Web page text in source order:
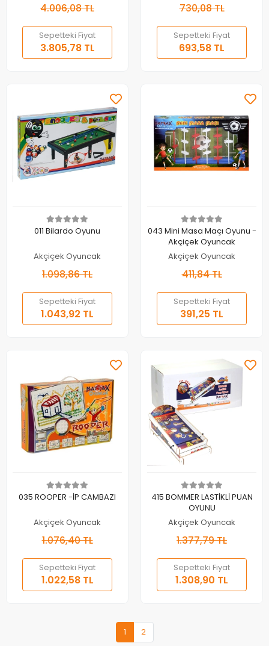
4.006,08 TL
Sepetteki Fiyat
3.805,78 TL
730,08 TL
Sepetteki Fiyat
693,58 TL
Sepete Ekle
011 Bilardo Oyunu
Akçiçek Oyuncak
1.098,86 TL
Sepetteki Fiyat
1.043,92 TL
Sepete Ekle
043 Mini Masa Maçı Oyunu -
Akçiçek Oyuncak
Akçiçek Oyuncak
411,84 TL
Sepetteki Fiyat
391,25 TL
Sepete Ekle
035 ROOPER -İP CAMBAZI
Akçiçek Oyuncak
1.076,40 TL
Sepetteki Fiyat
1.022,58 TL
Sepete Ekle
415 BOMMER LASTİKLİ PUAN
OYUNU
Akçiçek Oyuncak
1.377,79 TL
Sepetteki Fiyat
1.308,90 TL
1 2